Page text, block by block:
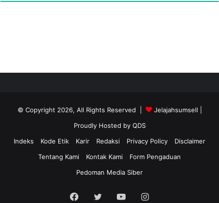
© Copyright 2026, All Rights Reserved | Jelajahsumsell
Proudly Hosted by QDS
Indeks
Kode Etik Karir Redaksi Privacy Policy
Disclaimer
Tentang Kami
Kontak Kami
Form Pengaduan
Pedoman Media Siber
Facebook
Twitter YouTubeInstagram